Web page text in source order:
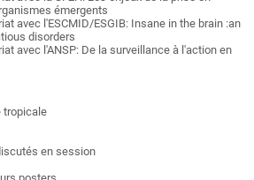
émergents
avec l'ESCMID/ESGIB: Insane in the brain :an
disorders
avec l'ANSP: De la surveillance à l'action en
tropicale
en session